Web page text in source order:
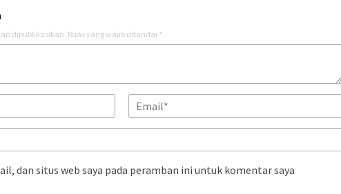
dipublikasikan. Ruas yang wajib ditandai *
dan situs web saya pada peramban ini untuk komentar saya